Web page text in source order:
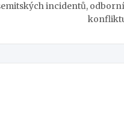
incidentů,